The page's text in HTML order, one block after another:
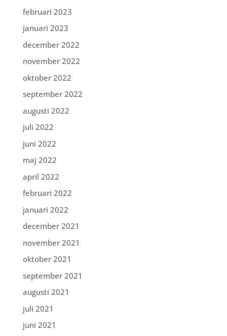
februari 2023
januari 2023
december 2022
november 2022
oktober 2022
september 2022
augusti 2022
juli 2022
juni 2022
maj 2022
april 2022
februari 2022
januari 2022
december 2021
november 2021
oktober 2021
september 2021
augusti 2021
juli 2021
juni 2021